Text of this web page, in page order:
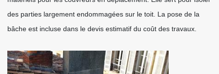
des parties largement endommagées sur le toit. La pose de la
bâche est incluse dans le devis estimatif du coût des travaux.